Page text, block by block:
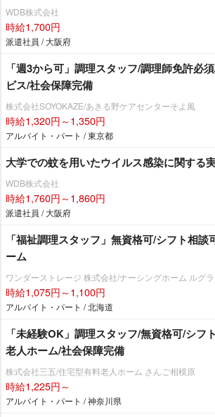
WDB株式会社
時給1,700円
派遣社員 / 大阪府
「週3から可」調理スタッフ/調理師免許必
ビス/社会保障完備
株式会社SOYOKAZE/あきる野ケアセンターそよ風
時給1,320円～1,350円
アルバイト・パート / 東京都
大学での蚊を用いたウイルス感染に関する
WDB株式会社
時給1,760円～1,860円
派遣社員 / 大阪府
「福祉調理スタッフ」無資格可/シフト相
ーム
ワンダーストレージ 株式会社/ナーシングホーム ルグ
時給1,075円～1,100円
アルバイト・パート / 北海道
「未経験OK」調理スタッフ/無資格可/シフ
老人ホーム/社会保障完備
株式会社三五/住宅型有料老人ホーム さんご相模原
時給1,225円～
アルバイト・パート / 神奈川県